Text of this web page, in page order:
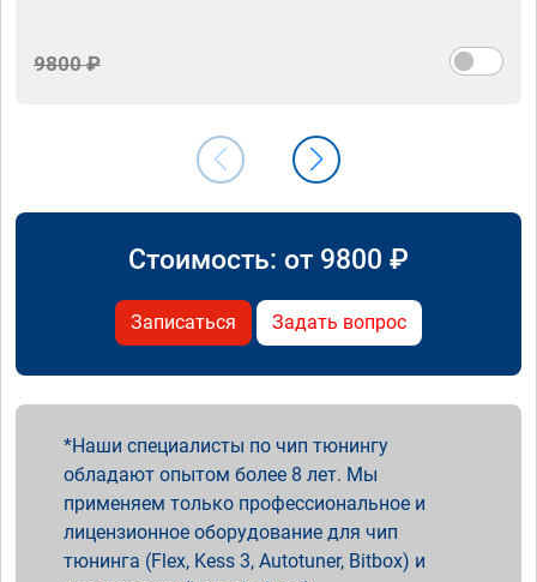
9800 ₽
Стоимость: от 9800 ₽
Записаться Задать вопрос
Наши специалисты по чип тюнингу
обладают опытом более 8 лет. Мы
применяем только профессиональное и
лицензионное оборудование для чип
тюнинга (Flex, Kess 3, Autotuner, Bitbox) и